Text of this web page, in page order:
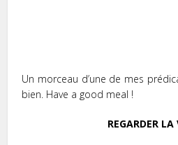
Un morceau d’une de mes
bien. Have a good meal !
REGARDER LA